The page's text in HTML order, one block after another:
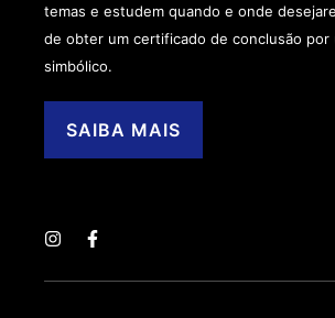
temas e estudem quando e onde
de obter um certificado de conclusão por
simbólico.
SAIBA MAIS